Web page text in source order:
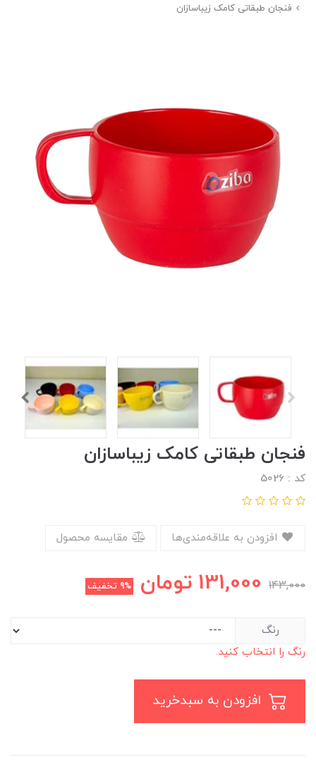
فنجان طبقاتی کامک زیباسازان
فنجان طبقاتی کامک زیباسازان
کد : 5026
مقایسه محصول
143,000
131,000 تومان 9% تخفیف
رنگ
رنگ را انتخاب کنید.